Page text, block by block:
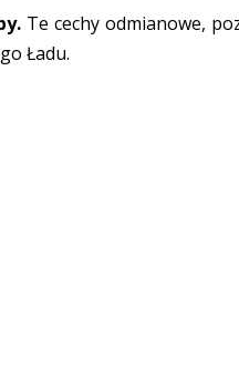
Te cechy odmianowe,
Ładu.